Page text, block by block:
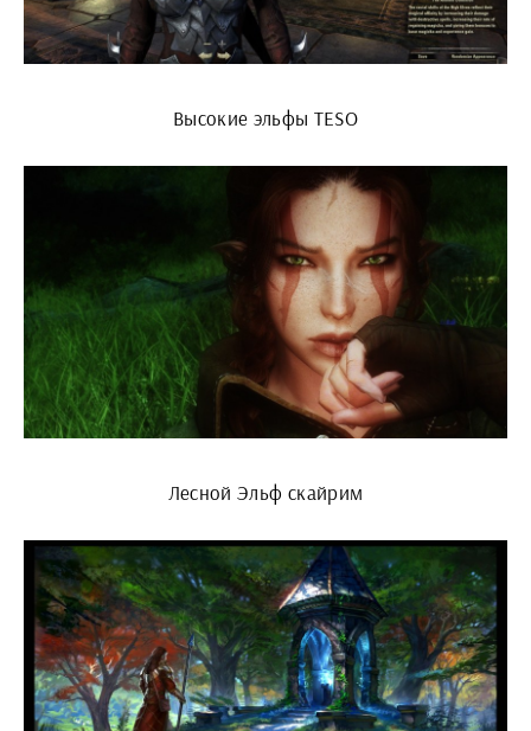
Высокие эльфы TESO
Лесной Эльф скайрим